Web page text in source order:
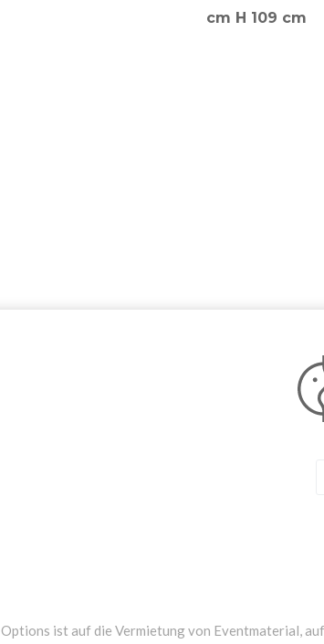
cm H 109 cm
Options ist auf die Vermietung von Eventmaterial,